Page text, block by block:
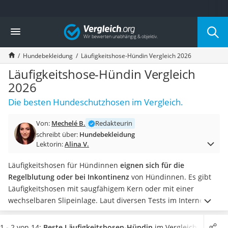
Die beliebtesten Vergleiche nach Kategorie
Drogerie
Inhalator
Haarschneider
Rollator
Braun Rasierer
Katzenklappe (Chip)
Rasierer
Massagepistole
Epilierer
Eiweißpulver
Magnesiumpräparat
Katzenklappe
Nackenmassagegerät
Zeckenschutz Katze
Vergleich
Hundebekleidung Läufigkeitshose-Hündin Vergleich 2026
Läufigkeitshose-Hündin Vergleich
2026
Die besten Hundeschutzhosen im Vergleich.
Von: Mechelé B.
Redakteurin
schreibt über: Hundebekleidung
Lektorin:Alina V.
Läufigkeitshosen für Hündinnen eignen sich für die
Regelblutung oder bei Inkontinenz von Hündinnen. Es gibt
Läufigkeitshosen mit saugfähigem Kern oder mit einer
wechselbaren Slipeinlage. Laut diversen Tests im Internet
sindLäufigkeitshosen aus Baumwolle besonders
atmungsaktiv.Wählen Sie jetzt aus unserer Vergleichstabelle